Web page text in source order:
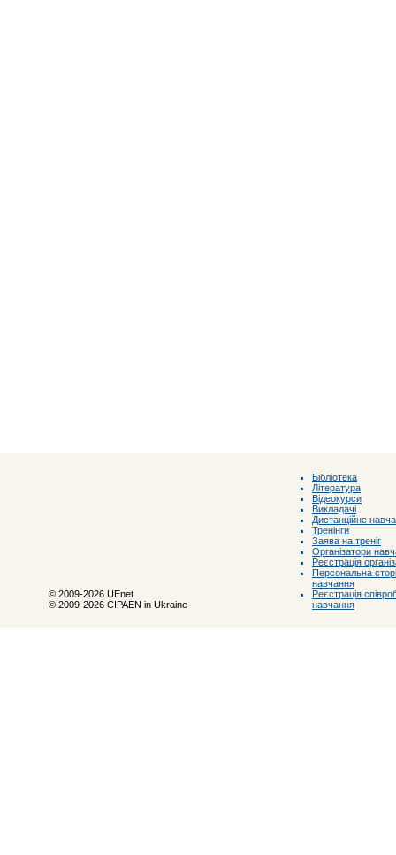
© 2009-2026 UEnet
© 2009-2026 CIPAEN in Ukraine
Бібліотека
Література
Відеокурси
Викладачі
Дистанційне
Тренінги
Заява на треніг
Організатори
Реєстрація
Персональна
навчання
Реєстрація
навчання